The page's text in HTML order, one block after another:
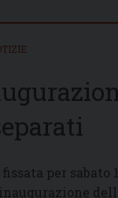
fissata per sabato